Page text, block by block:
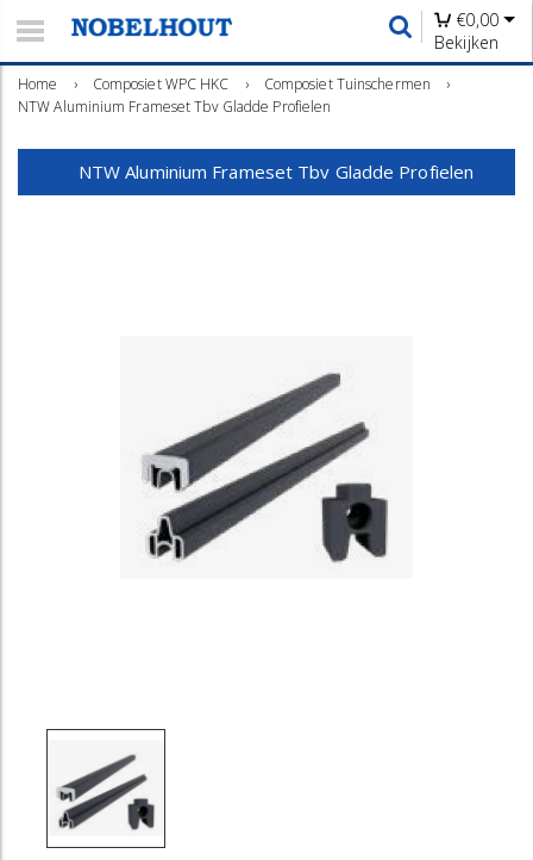
€0,00
Bekijken
Home › Composiet WPC HKC › Composiet Tuinschermen
›
NTW Aluminium Frameset Tbv Gladde Profielen
NTW Aluminium Frameset Tbv Gladde Profielen